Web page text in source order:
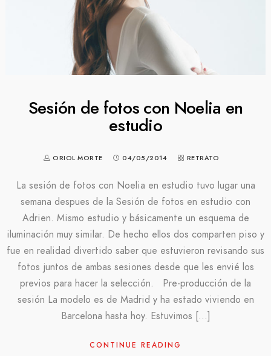
Sesión de fotos con Noelia en
estudio
ORIOL MORTE 04/05/2014 RETRATO
La sesión de fotos con Noelia en estudio tuvo lugar una
semana despues de la Sesión de fotos en estudio con
Adrien. Mismo estudio y básicamente un esquema de
iluminación muy similar. De hecho ellos dos comparten piso y
fue en realidad divertido saber que estuvieron revisando sus
fotos juntos de ambas sesiones desde que les envié los
previos para hacer la selección. Pre-producción de la
sesión La modelo es de Madrid y ha estado viviendo en
Barcelona hasta hoy. Estuvimos […]
CONTINUE READING